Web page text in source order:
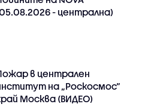
- централна)
в централен
на „Роскосмос“
Москва (ВИДЕО)